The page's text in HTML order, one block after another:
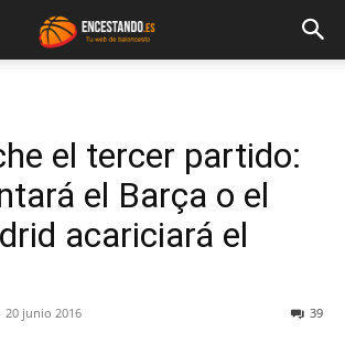
el tercer partido:
el Barça o el
acariciará el
20 junio 2016 39